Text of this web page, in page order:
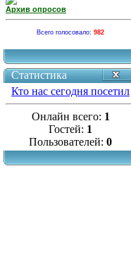
Архив опросов
Всего голосовало: 982
Статистика
Кто нас сегодня посетил
Онлайн всего: 1
Гостей: 1
Пользователей: 0